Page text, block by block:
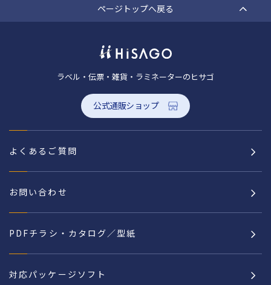
ページトップへ戻る
ラベル・伝票・雑貨・ラミネーターのヒサゴ
公式通販ショップ
よくあるご質問
お問い合わせ
PDFチラシ・カタログ／型紙
対応パッケージソフト